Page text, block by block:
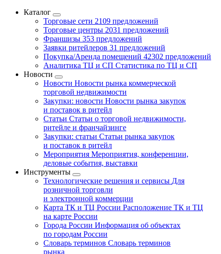
Каталог
Торговые сети 2109 предложений
Торговые центры 2031 предложений
Франшизы 353 предложений
Заявки ритейлеров 31 предложений
Покупка/Аренда помещений 42302 предложений
Аналитика ТЦ и СП Статистика по ТЦ и СП
Новости
Новости Новости рынка коммерческой
торговой недвижимости
Закупки: новости Новости рынка закупок
и поставок в ритейл
Статьи Статьи о торговой недвижимости,
ритейле и франчайзинге
Закупки: статьи Статьи рынка закупок
и поставок в ритейл
Мероприятия Мероприятия, конференции,
деловые события, выставки
Инструменты
Технологические решения и сервисы Для
розничной торговли
и электронной коммерции
Карта ТК и ТЦ России Расположение ТК и ТЦ
на карте России
Города России Информация об объектах
по городам России
Словарь терминов Словарь терминов
рынка